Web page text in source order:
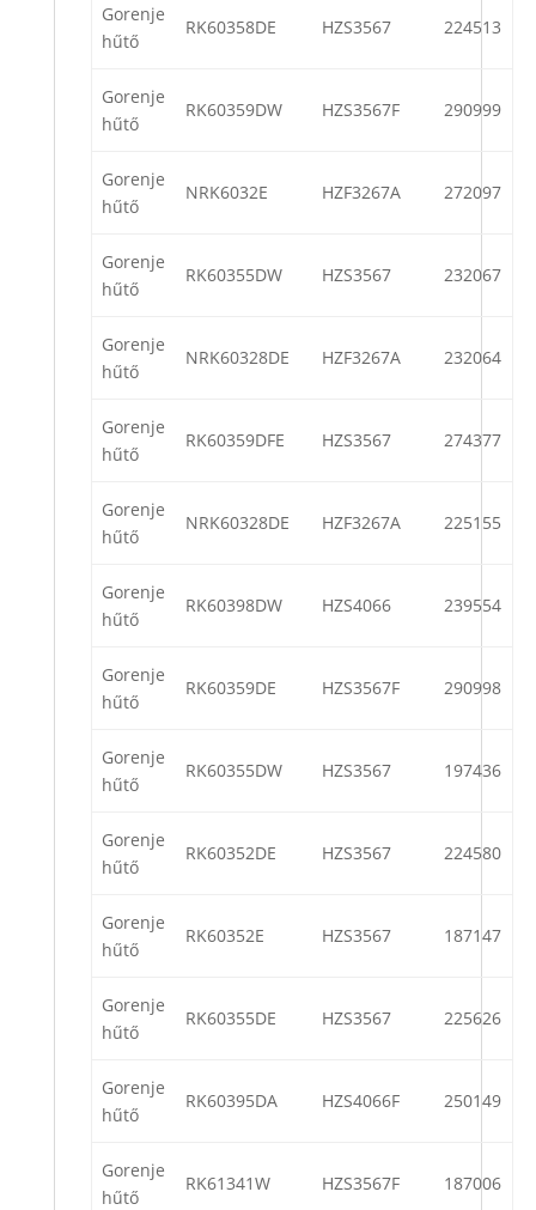
Gorenje
hűtő
RK60358DE HZS3567 224513
Gorenje
hűtő
RK60359DW HZS3567F 290999
Gorenje
hűtő
NRK6032E HZF3267A 272097
Gorenje
hűtő
RK60355DW HZS3567 232067
Gorenje
hűtő
NRK60328DE HZF3267A 232064
Gorenje
hűtő
RK60359DFE HZS3567 274377
Gorenje
hűtő
NRK60328DE HZF3267A 225155
Gorenje
hűtő
RK60398DW HZS4066 239554
Gorenje
hűtő
RK60359DE HZS3567F 290998
Gorenje
hűtő
RK60355DW HZS3567 197436
Gorenje
hűtő
RK60352DE HZS3567 224580
Gorenje
hűtő
RK60352E HZS3567 187147
Gorenje
hűtő
RK60355DE HZS3567 225626
Gorenje
hűtő
RK60395DA HZS4066F 250149
Gorenje
hűtő
RK61341W HZS3567F 187006